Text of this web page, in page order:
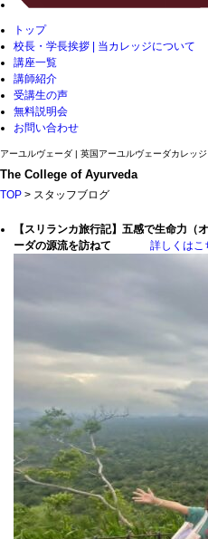
トップ
校長・学長挨拶 | 当カレッジについて
講座一覧
講師紹介
受講生の声
無料説明会
お問い合わせ
アーユルヴェーダ | 英国アーユルヴェーダカレッジ
The College of Ayurveda
TOP > スタッフブログ
【スリランカ旅行記】五感で生命力
ーダの源流を訪ねて
詳しくはこ